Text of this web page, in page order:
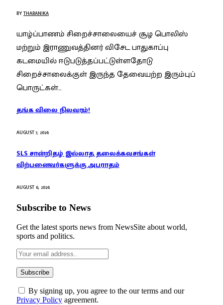
BYTHARANIKA
யாழ்ப்பாணம் சிறைச்சாலையைச் சூழ பொலிஸ்
மற்றும் இராணுவத்தினர் விசேட பாதுகாப்பு
கடமையில் ஈடுபடுத்தப்பட்டுள்ளதோடு
சிறைச்சாலைக்குள் இருந்த தேவையற்ற இரும்புப்
பொருட்கள்…
தங்க விலை நிலவரம்!
AUGUST 7, 2026
SLS சான்றிதழ் இல்லாத தலைக்கவசங்கள்
விற்பனைவர்களுக்கு அபராதம்
AUGUST 6, 2026
Subscribe to News
Get the latest sports news from NewsSite about world,
sports and politics.
By signing up, you agree to the our terms and our
Privacy Policy agreement.